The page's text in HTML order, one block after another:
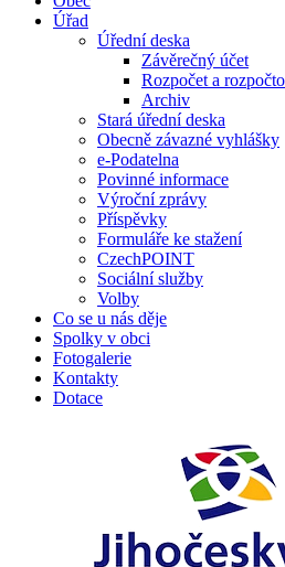
Úřad
Úřední deska
Závěrečný účet
Rozpočet a
Archiv
Stará úřední deska
Obecně závazné vyhlášky
e-Podatelna
Povinné informace
Výroční zprávy
Příspěvky
Formuláře ke stažení
CzechPOINT
Sociální služby
Volby
Co se u nás děje
Spolky v obci
Fotogalerie
Kontakty
Dotace